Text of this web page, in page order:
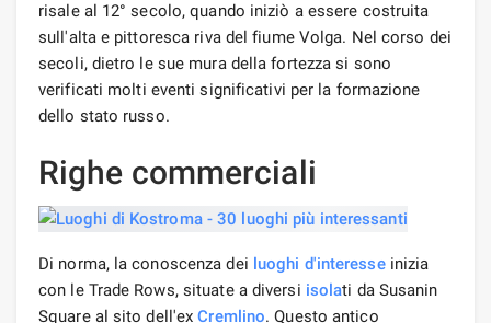
risale al 12° secolo, quando iniziò a essere costruita
sull'alta e pittoresca riva del fiume Volga. Nel corso dei
secoli, dietro le sue mura della fortezza si sono
verificati molti eventi significativi per la formazione
dello stato russo.
Righe commerciali
Di norma, la conoscenza dei luoghi d'interesseinizia
con le Trade Rows, situate a diversi isolati da Susanin
Square al sito dell'exCremlino. Questo antico